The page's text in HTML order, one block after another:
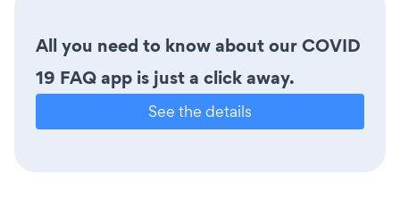
All you need to know about our COVID
19 FAQ app is just a click away.
See the details